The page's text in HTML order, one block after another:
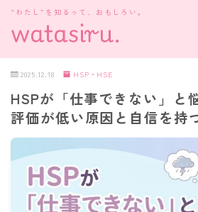
“わたし”を知るって、おもしろい。
MENU
MBTI診断
HSP・HSE
新着記事
2025.12.18 HSP・HSE
HSPが「仕事できない」と
評価が低い原因と自信を持